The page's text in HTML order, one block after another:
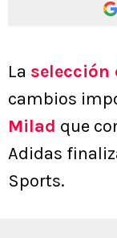
La selección
cambios
Milad que
Adidas
Sports.